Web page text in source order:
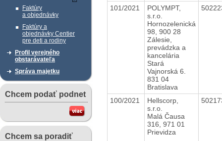
Faktúry
a objednávky
Faktúry a
objednávky Centier
pre deti a rodiny
Profil verejného
obstarávateľa
Správa majetku
Chcem podať podnet
Chcem sa poradiť
101/2021
POLYMPT,
s.r.o.
Hornozelenická
98, 900 28
Zálesie,
prevádzka a
kancelária
Stará
Vajnorská 6.
831 04
Bratislava
100/2021
Hellscorp,
s.r.o.
Malá Čausa
316, 971 01
Prievidza